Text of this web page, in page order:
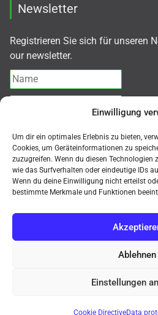
Einwilligung
Um dir ein optimales Erlebnis zu bieten,
Cookies, um Geräteinformationen zu
zuzugreifen. Wenn du diesen Technologien
wie das Surfverhalten oder eindeutige IDs
Wenn du deine Einwilligung nicht erteilst
bestimmte Merkmale und Funktionen
Ablehnen
Einstellungen
Cookie DirectiveData
TAGARNO T50
Newsletter
Registrieren Sie sich für unseren
our newsletter.
Subscribe
© MMK Mikroskope
Kauf auf Rechnung,
Endkunden (B2B) / Purchase